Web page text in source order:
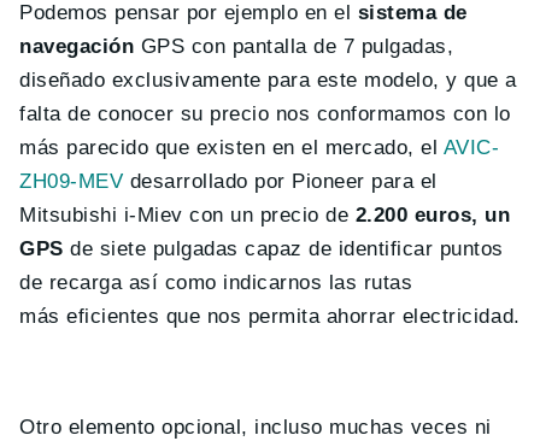
Podemos pensar por ejemplo en el sistema de
navegación GPS con pantalla de 7 pulgadas,
diseñado exclusivamente para este modelo, y que a
falta de conocer su precio nos conformamos con lo
más parecido que existen en el mercado, el AVIC-
ZH09-MEV desarrollado por Pioneer para el
Mitsubishi i-Miev con un precio de 2.200 euros, un
GPSde siete pulgadas capaz de identificar puntos
de recarga así como indicarnos las rutas
más eficientes que nos permita ahorrar electricidad.
Otro elemento opcional, incluso muchas veces ni